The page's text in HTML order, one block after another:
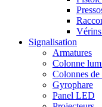
Signalisation
Armatures
Colonne
Colonnes
Gyrophare
Panel LED